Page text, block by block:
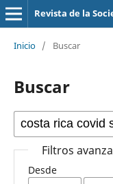
Revista de la
Inicio / Buscar
Buscar
Filtros
Desde